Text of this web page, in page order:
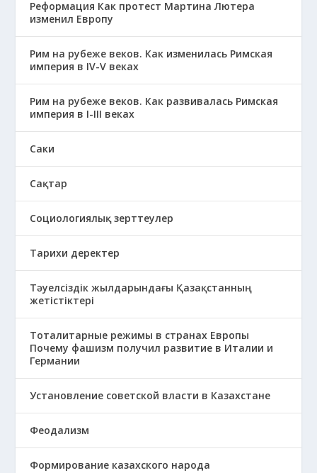
Реформация Как протест Мартина Лютера
изменил Европу
Рим на рубеже веков. Как изменилась Римская
империя в IV-V веках
Рим на рубеже веков. Как развивалась Римская
империя в І-ІІІ веках
Саки
Сақтар
Социологиялық зерттеулер
Тарихи деректер
Тәуелсіздік жылдарындағы Қазақстанның
жетістіктері
Тоталитарные режимы в странах Европы
Почему фашизм получил развитие в Италии и
Германии
Установление советской власти в Казахстане
Феодализм
Формирование казахского народа